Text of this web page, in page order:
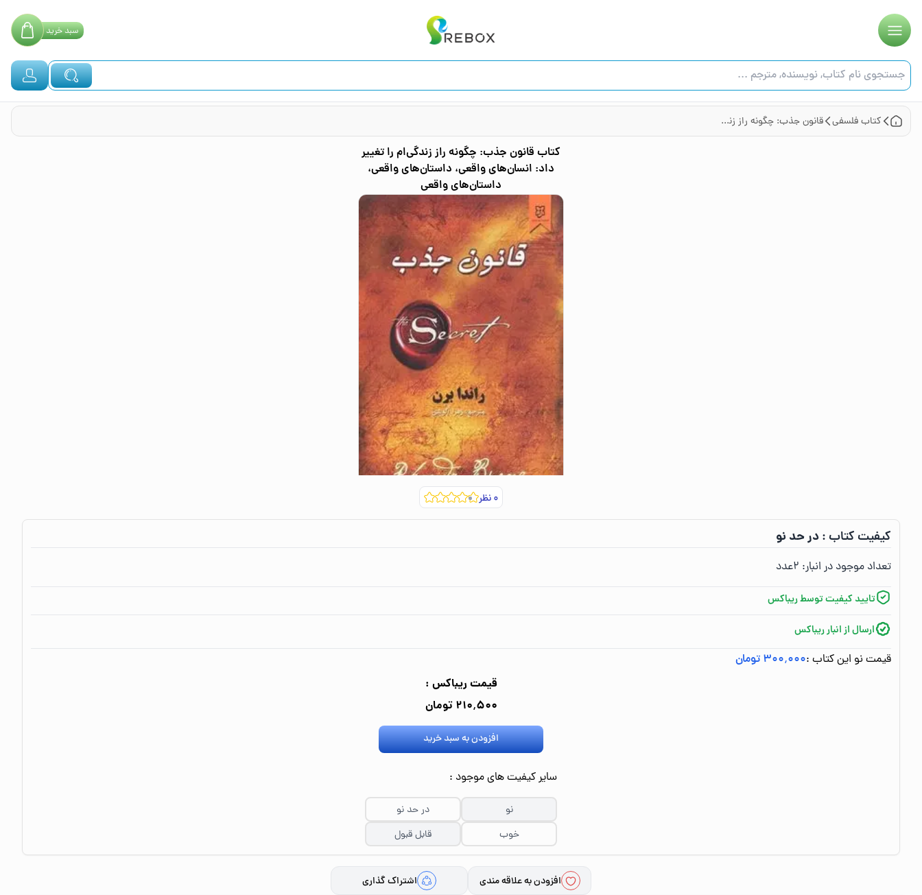
سبدخرید
کتابفلسفی قانون جذب: چگونه راز زندگی‌ام را تغییر داد: انسان‌‌های واقعی، داستان‌های واقعی، داستان‌های واقعی
کتاب قانون جذب: چگونه راز زندگی‌ام را تغییر
داد: انسان‌‌های واقعی، داستان‌های واقعی،
داستان‌های واقعی
۰نظر
کیفیت کتاب :‌در حد نو
تعداد موجود در انبار:‌ ۲عدد
تایید کیفیت توسط ریباکس
ارسال از انبار ریباکس
قیمت نو این کتاب :۳۰۰٬۰۰۰ تومان
قیمت ریباکس :
۲۱۰٬۵۰۰ تومان
افزودن به سبد خرید
سایر کیفیت های موجود :
نو
در حد نو
خوب
قابل قبول
افزودن به علاقه مندی اشتراک گذاری